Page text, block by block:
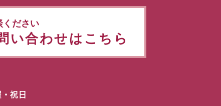
ください
い合わせはこちら
祝日